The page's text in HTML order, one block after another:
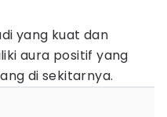
yang kuat dan
aura positif yang
di sekitarnya.